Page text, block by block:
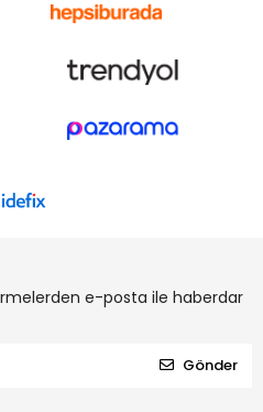
e-posta ile haberdar
Gönder